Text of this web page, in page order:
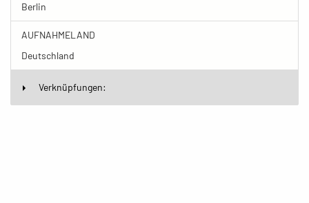
Berlin
AUFNAHMELAND
Deutschland
Verknüpfungen: